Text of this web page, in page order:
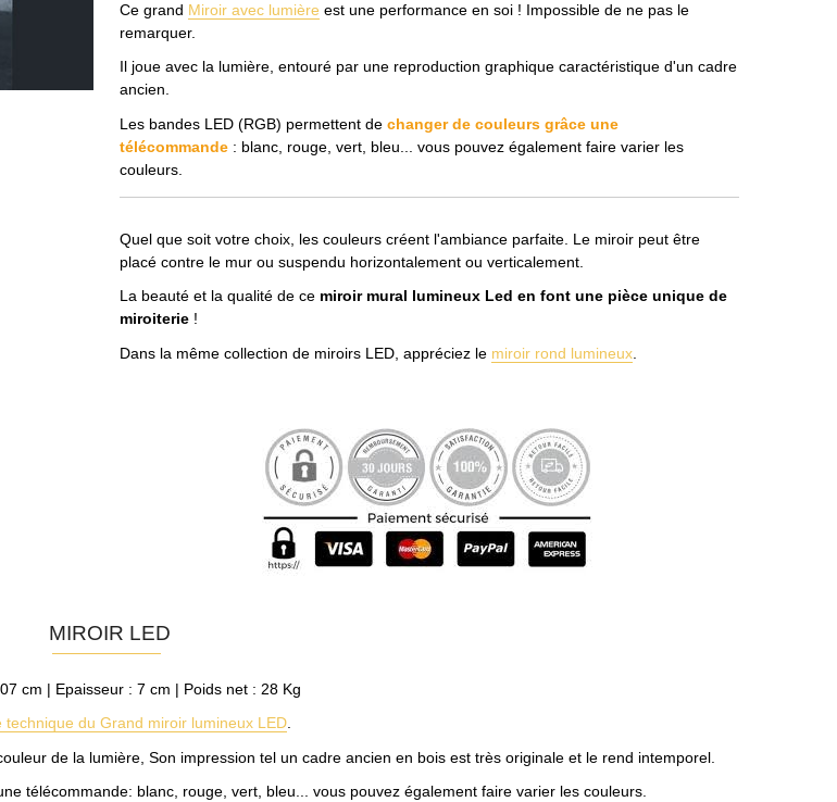
Ce grand Miroir avec lumière est une performance en soi ! Impossible de ne pas le
remarquer.
Il joue avec la lumière, entouré par une reproduction graphique caractéristique d'un cadre
ancien.
Les bandes LED (RGB) permettent de changer de couleurs grâce une
télécommande : blanc, rouge, vert, bleu... vous pouvez également faire varier les
couleurs.
Quel que soit votre choix, les couleurs créent l'ambiance parfaite. Le miroir peut être
placé contre le mur ou suspendu horizontalement ou verticalement.
La beauté et la qualité de ce miroir mural lumineux Led en font une pièce unique de
miroiterie !
Dans la même collection de miroirs LED, appréciez le miroir rond lumineux.
MIROIR LED
cm | Epaisseur : 7 cm | Poids net : 28 Kg
technique du Grand miroir lumineux LED.
de la lumière, Son impression tel un cadre ancien en bois est très originale et le rend intemporel.
télécommande: blanc, rouge, vert, bleu... vous pouvez également faire varier les couleurs.